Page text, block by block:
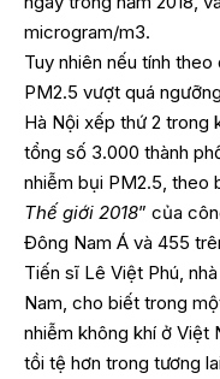
microgram/m3.
Tuy nhiên nếu tính
PM2.5 vượt quá
Hà Nội xếp thứ 2 trong
tổng số 3.000 thành
nhiễm bụi PM2.5, theo
Thế giới 2018” của
Đông Nam Á và 455
Tiến sĩ Lê Việt Phú,
Nam, cho biết trong
nhiễm không khí ở Việt
tồi tệ hơn trong tương